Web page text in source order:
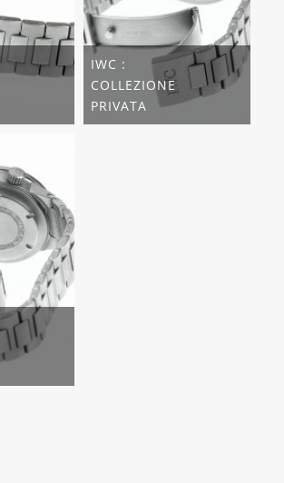
IWC :
COLLEZIONE
PRIVATA